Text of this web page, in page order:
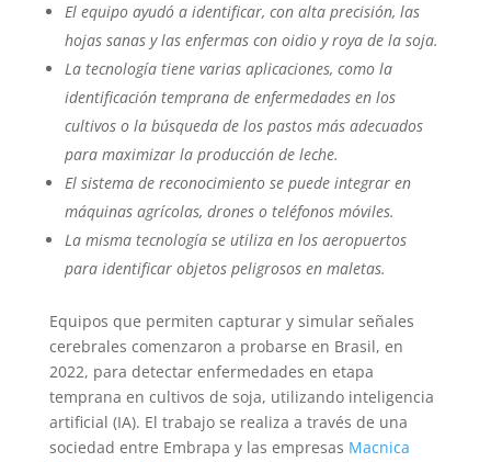
El equipo ayudó a identificar, con alta precisión, las
hojas sanas y las enfermas con oidio y roya de la soja.
La tecnología tiene varias aplicaciones, como la
identificación temprana de enfermedades en los
cultivos o la búsqueda de los pastos más adecuados
para maximizar la producción de leche.
El sistema de reconocimiento se puede integrar en
máquinas agrícolas, drones o teléfonos móviles.
La misma tecnología se utiliza en los aeropuertos
para identificar objetos peligrosos en maletas.
Equipos que permiten capturar y simular señales
cerebrales comenzaron a probarse en Brasil, en
2022, para detectar enfermedades en etapa
temprana en cultivos de soja, utilizando inteligencia
artificial (IA). El trabajo se realiza a través de una
sociedad entre Embrapa y las empresas Macnica